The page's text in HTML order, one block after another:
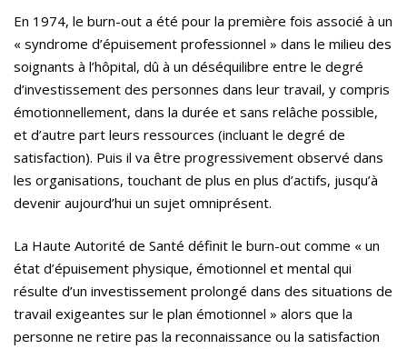
En 1974, le burn-out a été pour la première fois associé à un
« syndrome d’épuisement professionnel » dans le milieu des
soignants à l’hôpital, dû à un déséquilibre entre le degré
d’investissement des personnes dans leur travail, y compris
émotionnellement, dans la durée et sans relâche possible,
et d’autre part leurs ressources (incluant le degré de
satisfaction). Puis il va être progressivement observé dans
les organisations, touchant de plus en plus d’actifs, jusqu’à
devenir aujourd’hui un sujet omniprésent.
La Haute Autorité de Santé définit le burn-out comme « un
état d’épuisement physique, émotionnel et mental qui
résulte d’un investissement prolongé dans des situations de
travail exigeantes sur le plan émotionnel » alors que la
personne ne retire pas la reconnaissance ou la satisfaction